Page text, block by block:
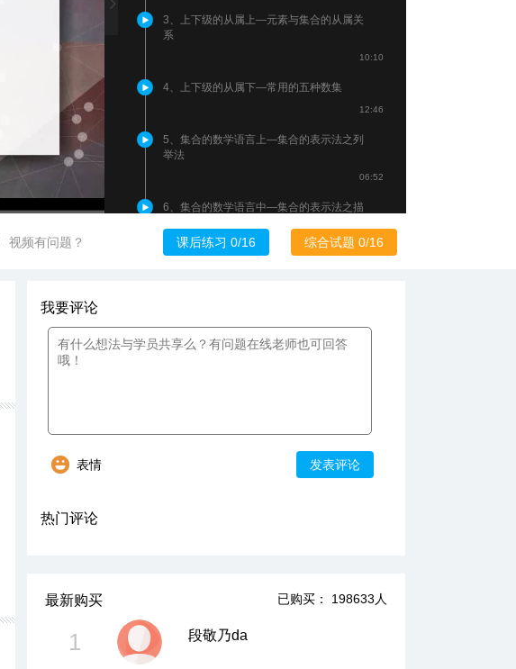
3、上下级的从属上—元素与集合的从属关
系
10:10
4、上下级的从属下—常用的五种数集
12:46
5、集合的数学语言上—集合的表示法之列
举法
06:52
6、集合的数学语言中—集合的表示法之描
08:05
8、集合的翻译—列举法与描述法的转换
07:47
10、有容乃大子集多—集合间的基本关系上
12:28
13、集合间基本关系的应用—子集的传递性
视频有问题？ 课后练习 0/16 综合试题 0/16
我要评论
发表评论
表情
热门评论
已购买： 198633人
最新购买
1 段敬乃da